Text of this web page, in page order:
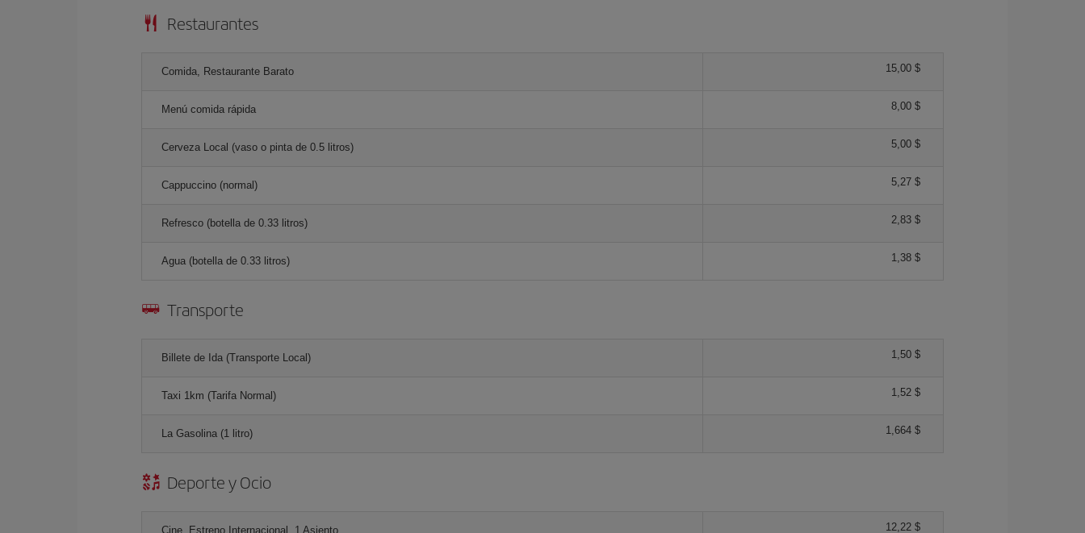
Restaurantes
Comida, Restaurante Barato 15,00 $
Menú comida rápida 8,00 $
Cerveza Local (vaso o pinta de 0.5 litros) 5,00 $
Cappuccino (normal) 5,27 $
Refresco (botella de 0.33 litros) 2,83 $
Agua (botella de 0.33 litros) 1,38 $
Transporte
Billete de Ida (Transporte Local) 1,50 $
Taxi 1km (Tarifa Normal) 1,52 $
La Gasolina (1 litro) 1,664 $
Deporte y Ocio
Cine, Estreno Internacional, 1 Asiento 12,22 $